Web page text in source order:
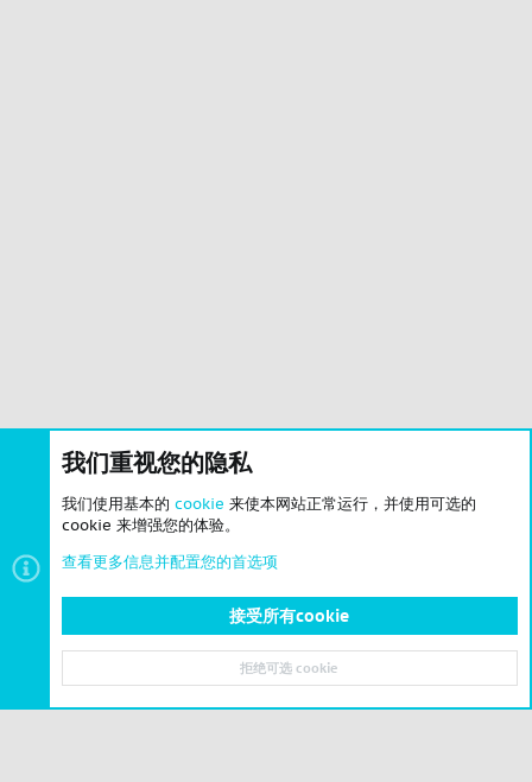
顶部 底部
我们重视您的隐私
我们使用基本的 cookie 来使本网站正常运行，并使用可选的
cookie 来增强您的体验。
查看更多信息并配置您的首选项
接受所有cookie
拒绝可选 cookie